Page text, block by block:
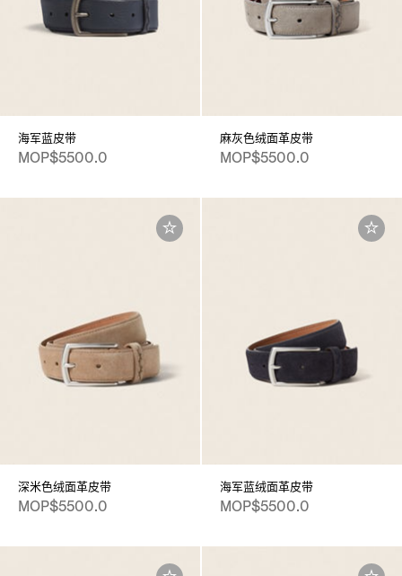
海军蓝皮带
MOP$5500.0
麻灰色绒面革皮带
MOP$5500.0
深米色绒面革皮带
MOP$5500.0
海军蓝绒面革皮带
MOP$5500.0